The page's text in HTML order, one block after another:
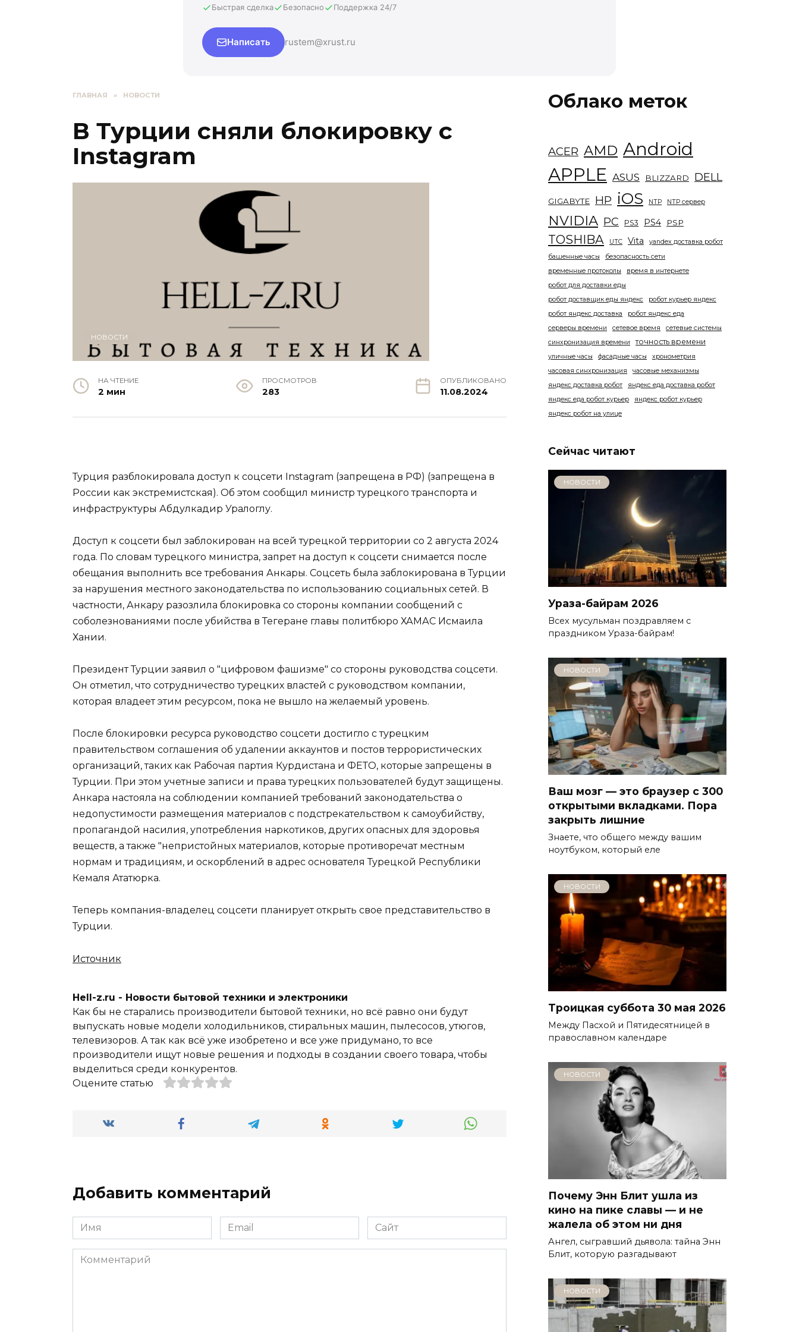
Быстрая сделка Безопасно Поддержка 24/7
Написать rustem@xrust.ru
ГЛАВНАЯ » НОВОСТИ
В Турции сняли блокировку с
Instagram
НОВОСТИ
НА ЧТЕНИЕ
2 мин
ПРОСМОТРОВ
283
ОПУБЛИКОВАНО
11.08.2024
Турция разблокировала доступ к соцсети Instagram (запрещена в РФ) (запрещена в
России как экстремистская). Об этом сообщил министр турецкого транспорта и
инфраструктуры Абдулкадир Уралоглу.
Доступ к соцсети был заблокирован на всей турецкой территории со 2 августа 2024
года. По словам турецкого министра, запрет на доступ к соцсети снимается после
обещания выполнить все требования Анкары. Соцсеть была заблокирована в Турции
за нарушения местного законодательства по использованию социальных сетей. В
частности, Анкару разозлила блокировка со стороны компании сообщений с
соболезнованиями после убийства в Тегеране главы политбюро ХАМАС Исмаила
Хании.
Президент Турции заявил о "цифровом фашизме" со стороны руководства соцсети.
Он отметил, что сотрудничество турецких властей с руководством компании,
которая владеет этим ресурсом, пока не вышло на желаемый уровень.
После блокировки ресурса руководство соцсети достигло с турецким
правительством соглашения об удалении аккаунтов и постов террористических
организаций, таких как Рабочая партия Курдистана и ФЕТО, которые запрещены в
Турции. При этом учетные записи и права турецких пользователей будут защищены.
Анкара настояла на соблюдении компанией требований законодательства о
недопустимости размещения материалов с подстрекательством к самоубийству,
пропагандой насилия, употребления наркотиков, других опасных для здоровья
веществ, а также "непристойных материалов, которые противоречат местным
нормам и традициям, и оскорблений в адрес основателя Турецкой Республики
Кемаля Ататюрка.
Теперь компания-владелец соцсети планирует открыть свое представительство в
Турции.
Источник
Hell-z.ru - Новости бытовой техники и электроники
Как бы не старались производители бытовой техники, но всё равно они будут
выпускать новые модели холодильников, стиральных машин, пылесосов, утюгов,
телевизоров. А так как всё уже изобретено и все уже придумано, то все
производители ищут новые решения и подходы в создании своего товара, чтобы
выделиться среди конкурентов.
Оцените статью
Добавить комментарий
Имя
*
Email
*
Сайт
Комментарий
Облако меток
ACER AMD Android
APPLE ASUS BLIZZARD DELL
GIGABYTE HP iOS NTP NTP сервер
NVIDIA PC PS3 PS4 PSP
TOSHIBA UTC Vita
yandex доставка робот
башенные часы
безопасность сети
временные протоколы
время в интернете
робот для доставки еды
робот доставщик еды яндекс
робот курьер яндекс
робот яндекс доставка
робот яндекс еда
серверы времени
сетевое время
сетевые системы
синхронизация времени
точность времени
уличные часы фасадные часы
хронометрия
часовая синхронизация
часовые механизмы
яндекс доставка робот
яндекс еда доставка робот
яндекс еда робот курьер
яндекс робот курьер
яндекс робот на улице
Сейчас читают
НОВОСТИ
Ураза-байрам 2026
Всех мусульман поздравляем с
праздником Ураза-байрам!
НОВОСТИ
Ваш мозг — это браузер с 300
открытыми вкладками. Пора
закрыть лишние
Знаете, что общего между вашим
ноутбуком, который еле
НОВОСТИ
Троицкая суббота 30 мая 2026
Между Пасхой и Пятидесятницей в
православном календаре
НОВОСТИ
Почему Энн Блит ушла из
кино на пике славы — и не
жалела об этом ни дня
Ангел, сыгравший дьявола: тайна Энн
Блит, которую разгадывают
НОВОСТИ